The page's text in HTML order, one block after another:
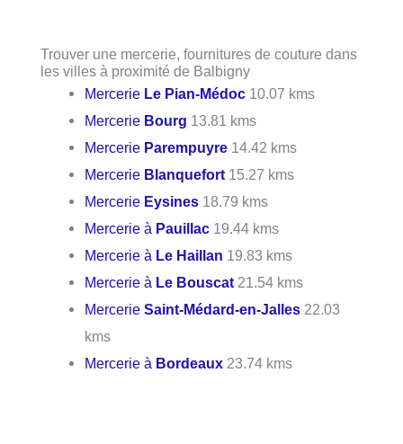
Trouver une mercerie, fournitures de couture dans
les villes à proximité de Balbigny
Mercerie Le Pian-Médoc 10.07 kms
Mercerie Bourg 13.81 kms
Mercerie Parempuyre 14.42 kms
Mercerie Blanquefort 15.27 kms
Mercerie Eysines 18.79 kms
Mercerie à Pauillac 19.44 kms
Mercerie à Le Haillan 19.83 kms
Mercerie à Le Bouscat 21.54 kms
MercerieSaint-Médard-en-Jalles 22.03
kms
Mercerie à Bordeaux 23.74 kms